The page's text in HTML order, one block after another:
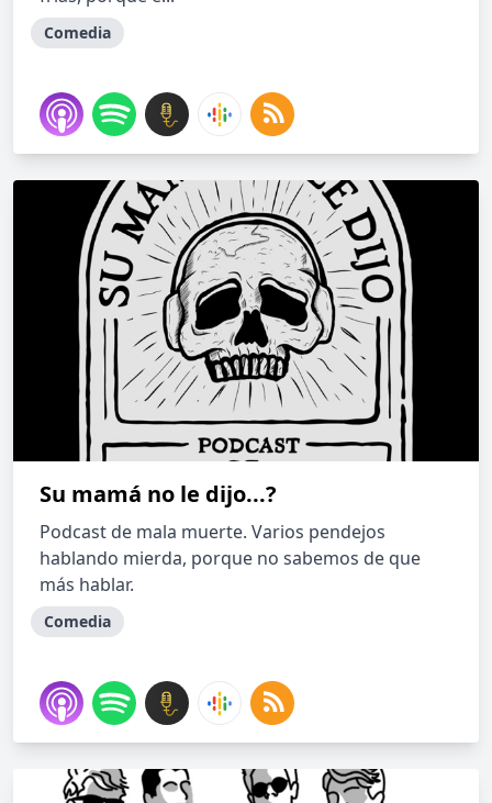
Comedia
Su mamá no le dijo...?
Podcast de mala muerte. Varios pendejos
hablando mierda, porque no sabemos de que
más hablar.
Comedia